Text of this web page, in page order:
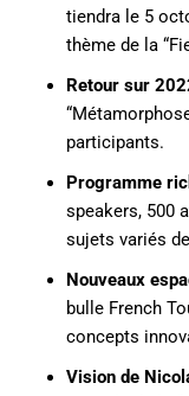
tiendra le 5
thème de la
Retour sur
participants.
Programme
speakers, 500
sujets variés
Nouveaux
bulle French
concepts
Vision de